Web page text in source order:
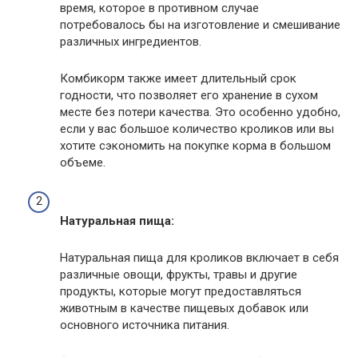
время, которое в противном случае
потребовалось бы на изготовление и смешивание
различных ингредиентов.
Комбикорм также имеет длительный срок
годности, что позволяет его хранение в сухом
месте без потери качества. Это особенно удобно,
если у вас большое количество кроликов или вы
хотите сэкономить на покупке корма в большом
объеме.
Натуральная пища:
Натуральная пища для кроликов включает в себя
различные овощи, фрукты, травы и другие
продукты, которые могут предоставляться
животным в качестве пищевых добавок или
основного источника питания.